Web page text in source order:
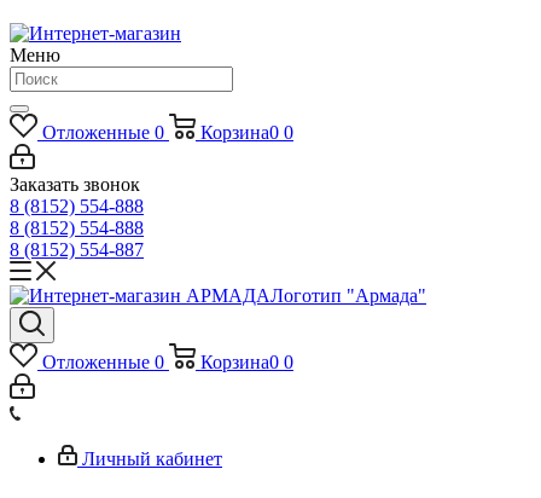
Меню
Отложенные 0 Корзина0 0
Заказать звонок
8 (8152) 554-888
8 (8152) 554-888
8 (8152) 554-887
Логотип "Армада"
Отложенные 0 Корзина0 0
Личный кабинет